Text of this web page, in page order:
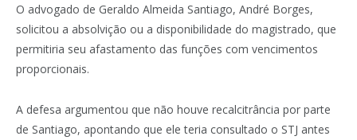
O advogado de Geraldo Almeida Santiago, André Borges,
solicitou a absolvição ou a disponibilidade do magistrado, que
permitiria seu afastamento das funções com vencimentos
proporcionais.
A defesa argumentou que não houve recalcitrância por parte
de Santiago, apontando que ele teria consultado o STJ antes